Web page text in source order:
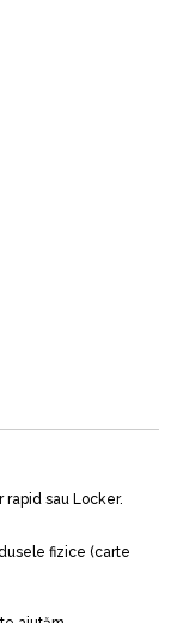
sau Locker.
fizice (carte